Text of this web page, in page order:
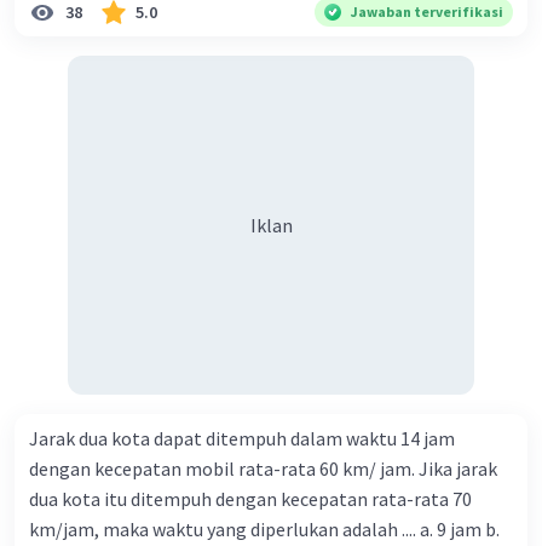
38 5.0 Jawaban terverifikasi
Iklan
Jarak dua kota dapat ditempuh dalam waktu 14 jam
dengan kecepatan mobil rata-rata 60 km/ jam. Jika jarak
dua kota itu ditempuh dengan kecepatan rata-rata 70
km/jam, maka waktu yang diperlukan adalah .... a. 9 jam b.